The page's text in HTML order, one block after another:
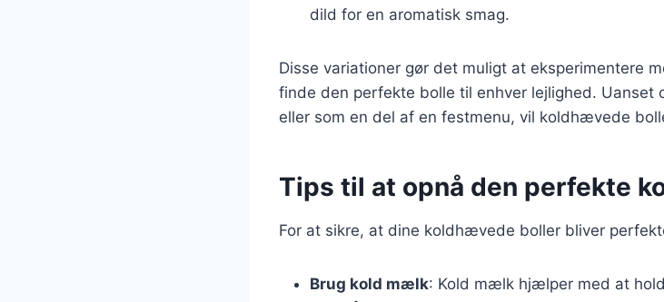
dild for en aromatisk smag.
Disse variationer gør det muligt at eksperimentere
finde den perfekte bolle til enhver lejlighed. Uanset
eller som en del af en festmenu, vil koldhævede
Tips til at opnå den perfekte
For at sikre, at dine koldhævede boller bliver
Brug kold mælk: Kold mælk hjælper med at